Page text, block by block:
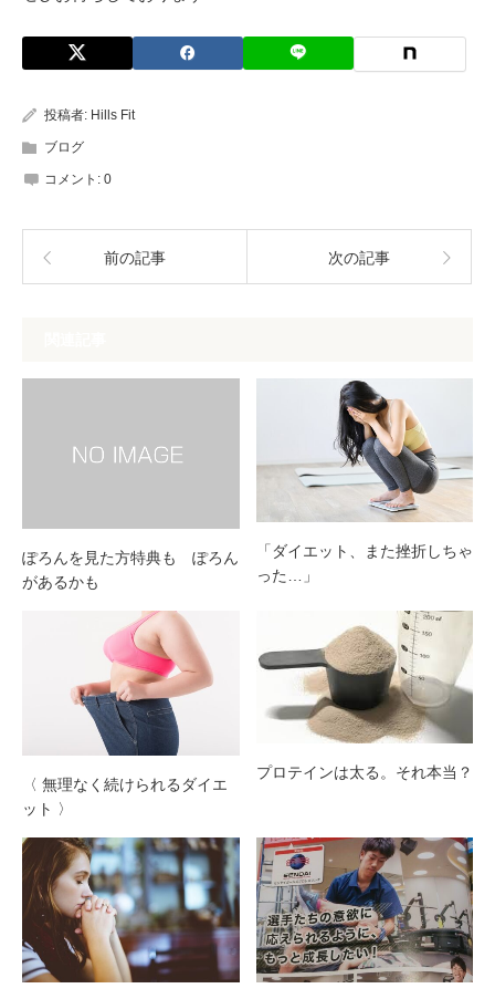
投稿者: Hills Fit
ブログ
コメント: 0
前の記事 次の記事
ぽろんを見た方特典も ぽろん
があるかも
「ダイエット、また挫折しちゃ
った…」
〈 無理なく続けられるダイエ
ット 〉
プロテインは太る。それ本当？